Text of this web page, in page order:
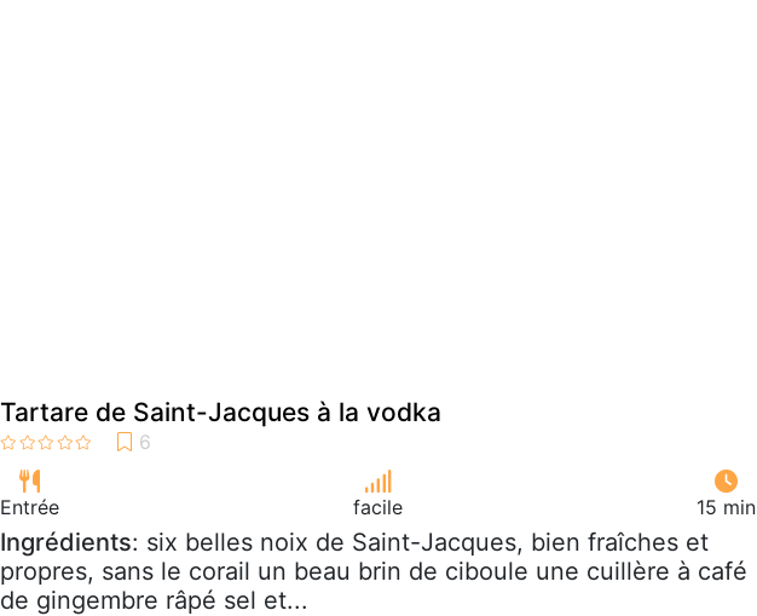
Tartare de Saint-Jacques à la vodka
Entrée facile 15 min
Ingrédients: six belles noix de Saint-Jacques, bien fraîches et
propres, sans le corail un beau brin de ciboule une cuillère à café
de gingembre râpé sel et...